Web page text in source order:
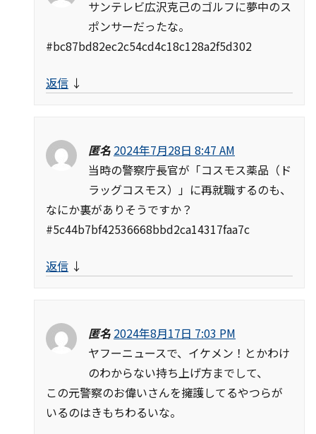
サンテレビ広沢克己のゴルフに夢中のス
ポンサーだったな。
#bc87bd82ec2c54cd4c18c128a2f5d302
返信 ↓
匿名 2024年7月28日 8:47 AM
当時の警察庁長官が「コスモス薬品（ド
ラッグコスモス）」に再就職するのも、
なにか裏がありそうですか？
#5c44b7bf42536668bbd2ca14317faa7c
返信 ↓
匿名 2024年8月17日 7:03 PM
ヤフーニュースで、イケメン！とかわけ
のわからない持ち上げ方までして、
この元警察のお偉いさんを擁護してるやつらが
いるのはきもちわるいな。